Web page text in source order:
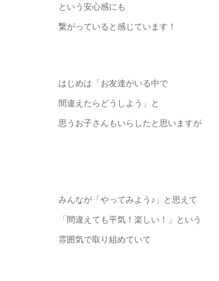
という安心感にも
繋がっていると感じています！
はじめは「お友達がいる中で
間違えたらどうしよう」と
思うお子さんもいらしたと思いますが
みんなが「やってみよう♪」と思えて
「間違えても平気！楽しい！」という
雰囲気で取り組めていて